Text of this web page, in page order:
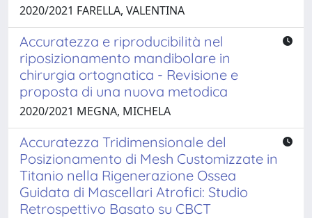
2020/2021 FARELLA, VALENTINA
Accuratezza e riproducibilità nel
riposizionamento mandibolare in
chirurgia ortognatica - Revisione e
proposta di una nuova metodica
2020/2021 MEGNA, MICHELA
Accuratezza Tridimensionale del
Posizionamento di Mesh Customizzate in
Titanio nella Rigenerazione Ossea
Guidata di Mascellari Atrofici: Studio
Retrospettivo Basato su CBCT